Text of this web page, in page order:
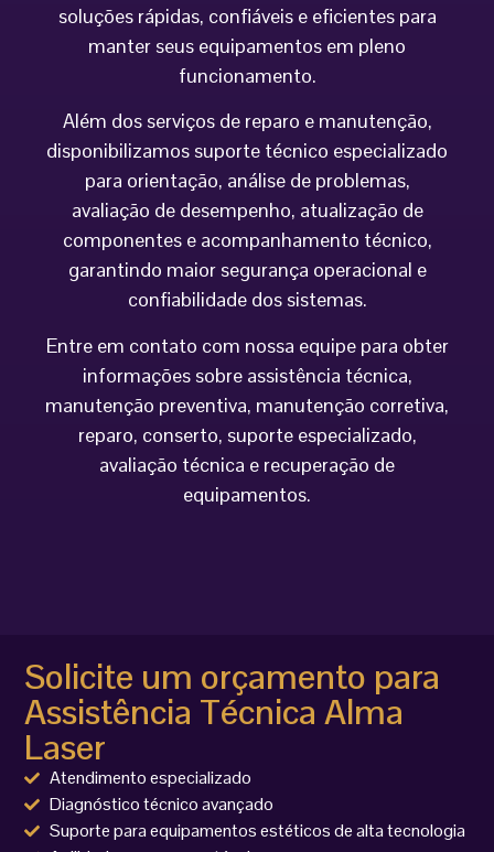
soluções rápidas, confiáveis e eficientes para
manter seus equipamentos em pleno
funcionamento.
Além dos serviços de reparo e manutenção,
disponibilizamos suporte técnico especializado
para orientação, análise de problemas,
avaliação de desempenho, atualização de
componentes e acompanhamento técnico,
garantindo maior segurança operacional e
confiabilidade dos sistemas.
Entre em contato com nossa equipe para obter
informações sobre assistência técnica,
manutenção preventiva, manutenção corretiva,
reparo, conserto, suporte especializado,
avaliação técnica e recuperação de
equipamentos.
Solicite um orçamento para
Assistência Técnica Alma
Laser
Atendimento especializado
Diagnóstico técnico avançado
Suporte para equipamentos estéticos de alta tecnologia